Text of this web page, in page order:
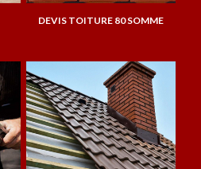
DEVIS TOITURE 80 SOMME